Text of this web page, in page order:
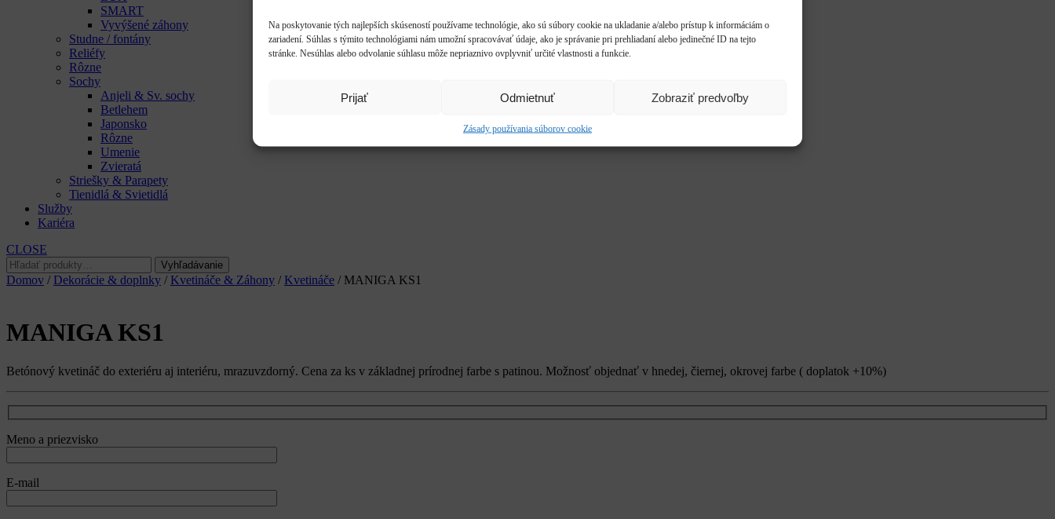
Na poskytovanie tých najlepších skúseností používame technológie, ako sú súbory cookie na ukladanie a/alebo prístup k informáciám o
zariadení. Súhlas s týmito technológiami nám umožní spracovávať údaje, ako je správanie pri prehliadaní alebo jedinečné ID na tejto
stránke. Nesúhlas alebo odvolanie súhlasu môže nepriaznivo ovplyvniť určité vlastnosti a funkcie.
Prijať Odmietnuť Zobraziť predvoľby
Zásady používania súborov cookie
SMART
Vyvýšené záhony
Studne / fontány
Reliéfy
Rôzne
Sochy
Anjeli & Sv. sochy
Betlehem
Japonsko
Rôzne
Umenie
Zvieratá
Striešky & Parapety
Tienidlá & Svietidlá
Služby
Kariéra
CLOSE
Hľadať:
Vyhľadávanie
Domov / Dekorácie & doplnky / Kvetináče & Záhony / Kvetináče / MANIGA KS1
MANIGA KS1
Betónový kvetináč do exteriéru aj interiéru, mrazuvzdorný. Cena za ks v základnej prírodnej farbe s patinou. Možnosť objednať v hnedej, čiernej, okrovej farbe ( doplatok +10%)
Meno a priezvisko
E-mail